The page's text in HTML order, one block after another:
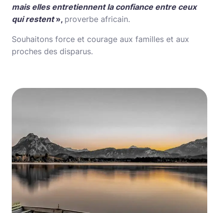
mais elles entretiennent la confiance entre ceux
qui restent», proverbe africain.
Souhaitons force et courage aux familles et aux
proches des disparus.